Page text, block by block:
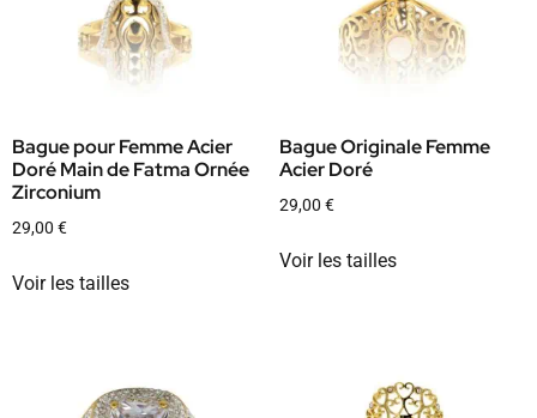
Bague pour Femme Acier
Doré Main de Fatma Ornée
Zirconium
29,00 €
Voir les tailles
Bague Originale Femme
Acier Doré
29,00 €
Voir les tailles